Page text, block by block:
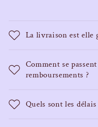
La livraison est elle
Comment se
remboursements ?
Quels sont les